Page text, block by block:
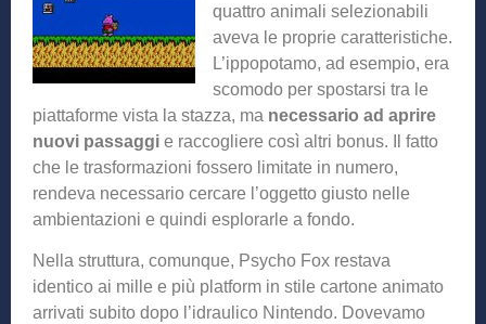
quattro animali selezionabili
aveva le proprie caratteristiche.
L’ippopotamo, ad esempio, era
scomodo per spostarsi tra le
piattaforme vista la stazza, ma necessario ad aprire
nuovi passaggi e raccogliere così altri bonus. Il fatto
che le trasformazioni fossero limitate in numero,
rendeva necessario cercare l’oggetto giusto nelle
ambientazioni e quindi esplorarle a fondo.
Nella struttura, comunque, Psycho Fox restava
identico ai mille e più platform in stile cartone animato
arrivati subito dopo l’idraulico Nintendo. Dovevamo